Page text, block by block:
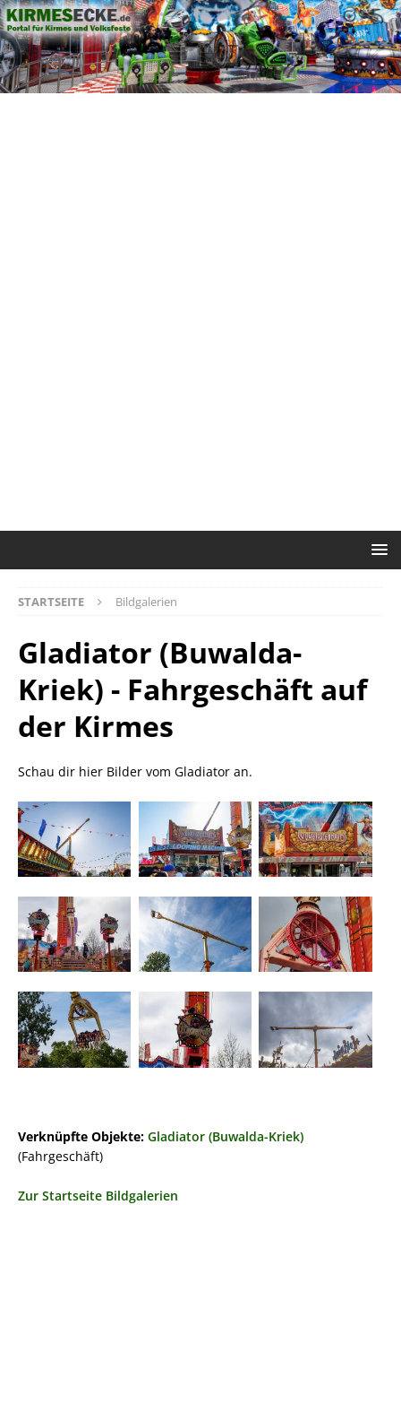
STARTSEITE Bildgalerien
Gladiator (Buwalda-
Kriek) - Fahrgeschäft auf
der Kirmes
Schau dir hier Bilder vom Gladiator an.
Verknüpfte Objekte: Gladiator (Buwalda-Kriek)
(Fahrgeschäft)
Zur Startseite Bildgalerien